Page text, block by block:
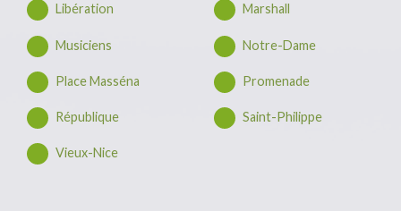
Libération Marshall
Musiciens Notre-Dame
Place Masséna Promenade
République Saint-Philippe
Vieux-Nice